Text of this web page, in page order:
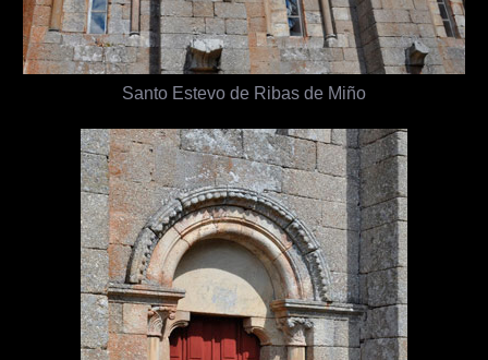
Santo Estevo de Ribas de Miño